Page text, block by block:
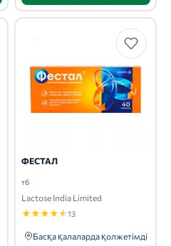
ФЕСТАЛ
тб
Lactose India Limited
★★★★★13
Басқа қалаларда қолжетімді